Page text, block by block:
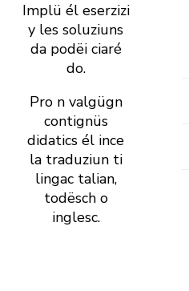
Implü él eserzizi
y les soluziuns
da podëi ciaré
do.
Pro n valgügn
contignüs
didatics él ince
la traduziun ti
lingac talian,
todësch o
inglesc.